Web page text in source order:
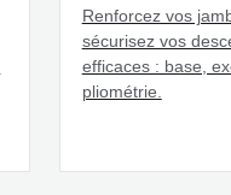
Renforcez vos
sécurisez vos
efficaces : base,
pliométrie.